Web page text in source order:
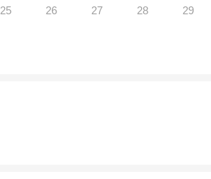
25 26 27 28 29